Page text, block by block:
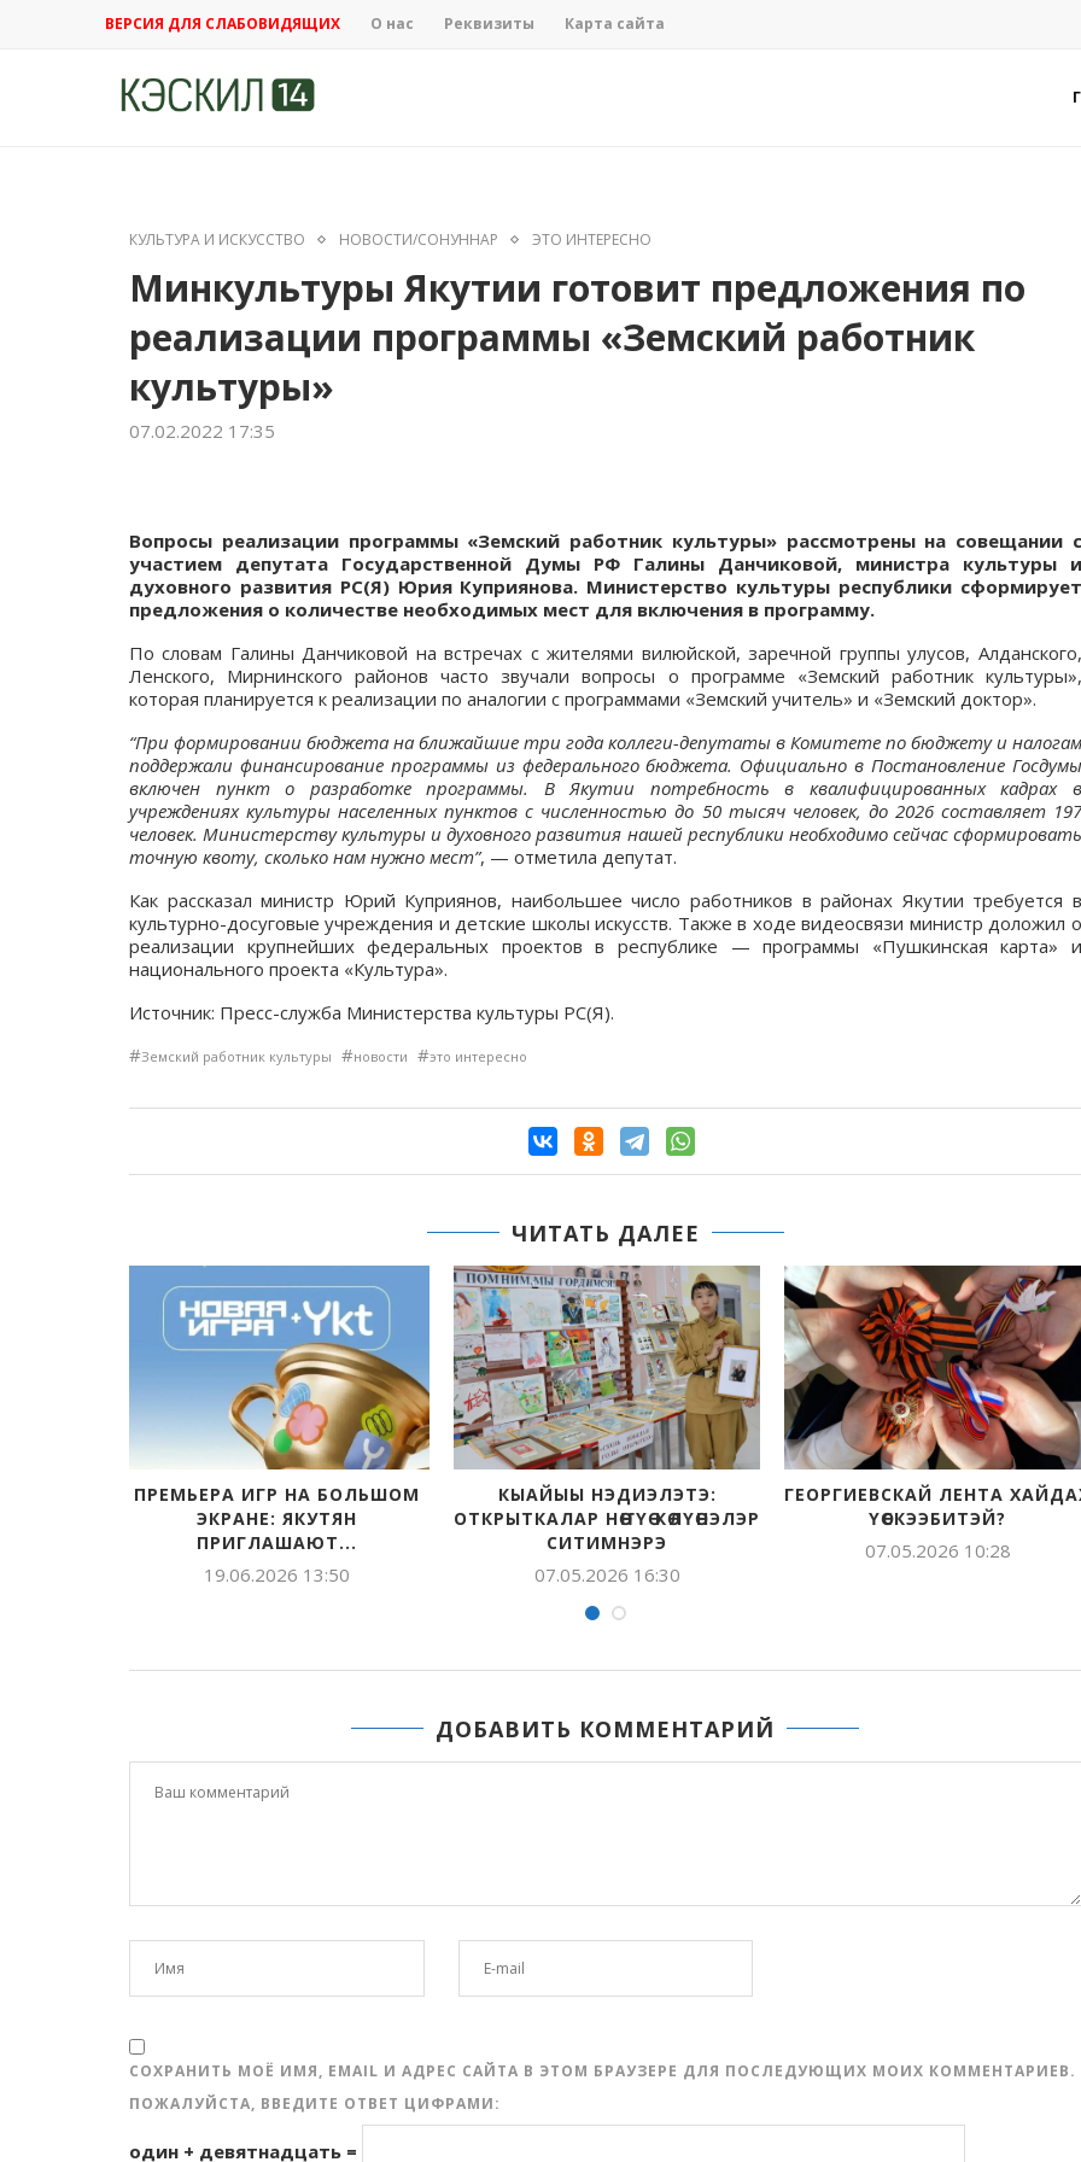
ВЕРСИЯ ДЛЯ СЛАБОВИДЯЩИХ О нас Реквизиты Карта сайта
КУЛЬТУРА И ИСКУССТВО НОВОСТИ/СОНУННАР ЭТО ИНТЕРЕСНО
Минкультуры Якутии готовит предложения по
реализации программы «Земский работник
культуры»
07.02.2022 17:35
Вопросы реализации программы «Земский работник культуры» рассмотрены на совещании с
участием депутата Государственной Думы РФ Галины Данчиковой, министра культуры и
духовного развития РС(Я) Юрия Куприянова. Министерство культуры республики сформирует
предложения о количестве необходимых мест для включения в программу.
По словам Галины Данчиковой на встречах с жителями вилюйской, заречной группы улусов, Алданского,
Ленского, Мирнинского районов часто звучали вопросы о программе «Земский работник культуры»,
которая планируется к реализации по аналогии с программами «Земский учитель» и «Земский доктор».
“При формировании бюджета на ближайшие три года коллеги-депутаты в Комитете по бюджету и налогам
поддержали финансирование программы из федерального бюджета. Официально в Постановление Госдумы
включен пункт о разработке программы. В Якутии потребность в квалифицированных кадрах в
учреждениях культуры населенных пунктов с численностью до 50 тысяч человек, до 2026 составляет 197
человек. Министерству культуры и духовного развития нашей республики необходимо сейчас сформировать
точную квоту, сколько нам нужно мест”, — отметила депутат.
Как рассказал министр Юрий Куприянов, наибольшее число работников в районах Якутии требуется в
культурно-досуговые учреждения и детские школы искусств. Также в ходе видеосвязи министр доложил о
реализации крупнейших федеральных проектов в республике — программы «Пушкинская карта» и
национального проекта «Культура».
Источник: Пресс-служба Министерства культуры РС(Я).
#Земский работник культуры #новости #это интересно
ЧИТАТЬ ДАЛЕЕ
ПРЕМЬЕРА ИГР НА БОЛЬШОМ
ЭКРАНЕ: ЯКУТЯН
ПРИГЛАШАЮТ...
19.06.2026 13:50
КЫАЙЫЫ НЭДИЭЛЭТЭ:
ОТКРЫТКАЛАР НӨҤҮӨ КӨЛҮӨНЭЛЭР
СИТИМНЭРЭ
07.05.2026 16:30
ГЕОРГИЕВСКАЙ ЛЕНТА ХАЙДАХ
ҮӨСКЭЭБИТЭЙ?
07.05.2026 10:28
ДОБАВИТЬ КОММЕНТАРИЙ
СОХРАНИТЬ МОЁ ИМЯ, EMAIL И АДРЕС САЙТА В ЭТОМ БРАУЗЕРЕ ДЛЯ ПОСЛЕДУЮЩИХ МОИХ КОММЕНТАРИЕВ.
ПОЖАЛУЙСТА, ВВЕДИТЕ ОТВЕТ ЦИФРАМИ:
один + девятнадцать =